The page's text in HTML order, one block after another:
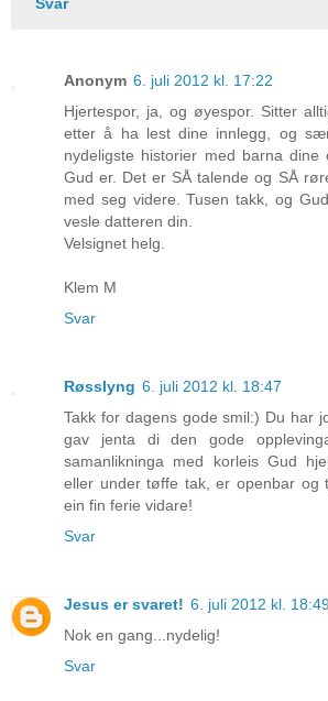
Anonym 6. juli 2012 kl. 17:22
Hjertespor, ja, og øyespor. Sitter
etter å ha lest dine innlegg, og
nydeligste historier med barna dine
Gud er. Det er SÅ talende og SÅ
med seg videre. Tusen takk, og
vesle datteren din.
Velsignet helg.
Klem M
Svar
Røsslyng 6. juli 2012 kl. 18:47
Takk for dagens gode smil:) Du har
gav jenta di den gode
samanlikninga med korleis Gud
eller under tøffe tak, er openbar og
ein fin ferie vidare!
Svar
Jesus er svaret! 6. juli 2012 kl.
Nok en gang...nydelig!
Svar